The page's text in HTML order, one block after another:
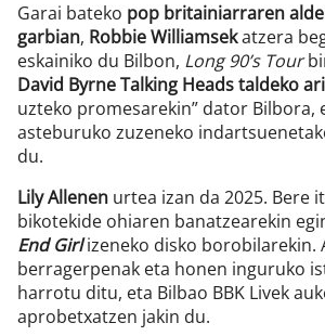
Garai bateko pop britainiarraren
garbian, Robbie Williamsekatzera
eskainiko du Bilbon, Long 90’s Tour
David ByrneTalking Heads taldeko
uzteko promesarekin” dator Bilbora,
asteburuko zuzeneko
du.
Lily Allenen urtea izan da 2025. Bere
bikotekide ohiaren banatzearekin
End Girlizeneko disko borobilarekin.
berragerpenak eta honen inguruko
harrotu ditu, eta Bilbao BBK Livek
aprobetxatzen jakin du.